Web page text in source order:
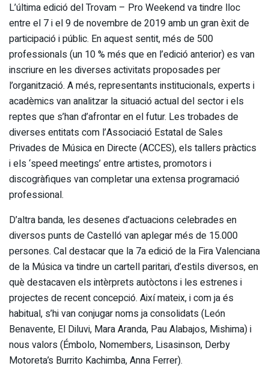
L’última edició del Trovam – Pro Weekend va tindre lloc
entre el 7 i el 9 de novembre de 2019 amb un gran èxit de
participació i públic. En aquest sentit, més de 500
professionals (un 10 % més que en l’edició anterior) es van
inscriure en les diverses activitats proposades per
l’organització. A més, representants institucionals, experts i
acadèmics van analitzar la situació actual del sector i els
reptes que s’han d’afrontar en el futur. Les trobades de
diverses entitats com l’Associació Estatal de Sales
Privades de Música en Directe (ACCES), els tallers pràctics
i els ‘speed meetings’ entre artistes, promotors i
discogràfiques van completar una extensa programació
professional.
D’altra banda, les desenes d’actuacions celebrades en
diversos punts de Castelló van aplegar més de 15.000
persones. Cal destacar que la 7a edició de la Fira Valenciana
de la Música va tindre un cartell paritari, d’estils diversos, en
què destacaven els intèrprets autòctons i les estrenes i
projectes de recent concepció. Així mateix, i com ja és
habitual, s’hi van conjugar noms ja consolidats (León
Benavente, El Diluvi, Mara Aranda, Pau Alabajos, Mishima) i
nous valors (Émbolo, Nomembers, Lisasinson, Derby
Motoreta’s Burrito Kachimba, Anna Ferrer).